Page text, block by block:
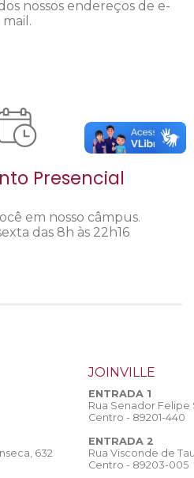
nossos endereços de e-
mail.
Presencial
em nosso câmpus.
das 8h às 22h16
632
JOINVILLE
ENTRADA 1
Rua Senador
Centro - 89201-440
ENTRADA 2
Rua Visconde de
Centro - 89203-005